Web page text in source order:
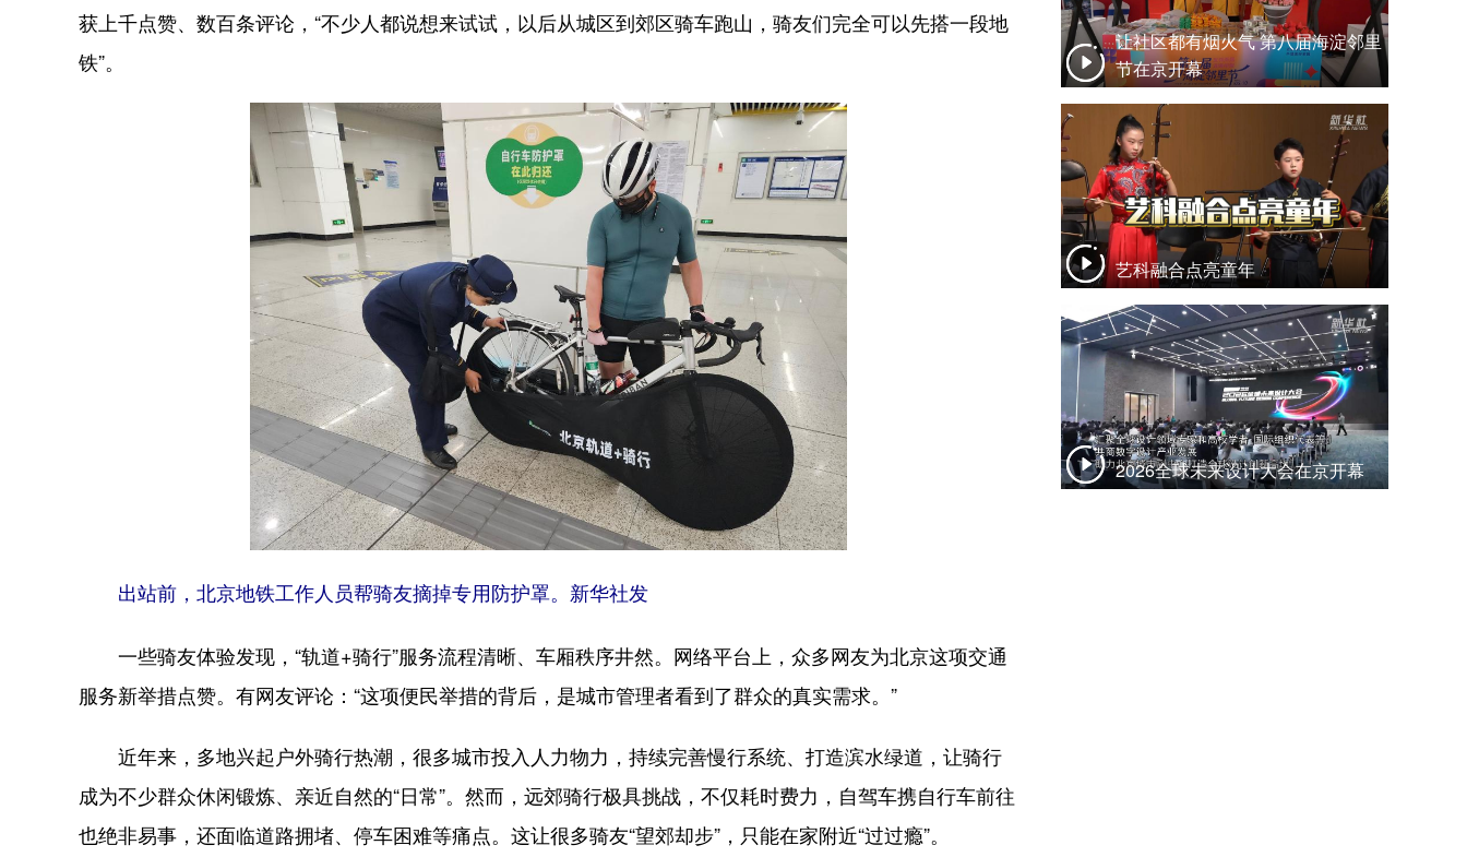
获上千点赞、数百条评论，“不少人都说想来试试，以后从城区到郊区骑车跑山，骑友们完全可以先搭一段地
铁”。
出站前，北京地铁工作人员帮骑友摘掉专用防护罩。新华社发
一些骑友体验发现，“轨道+骑行”服务流程清晰、车厢秩序井然。网络平台上，众多网友为北京这项交通
服务新举措点赞。有网友评论：“这项便民举措的背后，是城市管理者看到了群众的真实需求。”
近年来，多地兴起户外骑行热潮，很多城市投入人力物力，持续完善慢行系统、打造滨水绿道，让骑行
成为不少群众休闲锻炼、亲近自然的“日常”。然而，远郊骑行极具挑战，不仅耗时费力，自驾车携自行车前往
也绝非易事，还面临道路拥堵、停车困难等痛点。这让很多骑友“望郊却步”，只能在家附近“过过瘾”。
让社区都有烟火气 第八届海淀邻里
节在京开幕
艺科融合点亮童年
2026全球未来设计大会在京开幕